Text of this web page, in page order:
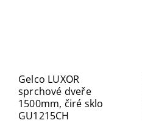
Gelco LUXOR
sprchové dveře
1500mm, čiré sklo
GU1215CH